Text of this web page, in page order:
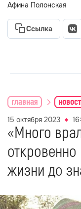
Афина Полонская
Ссылка
главная
15 октября 2023
«Много
откровенно
жизни до